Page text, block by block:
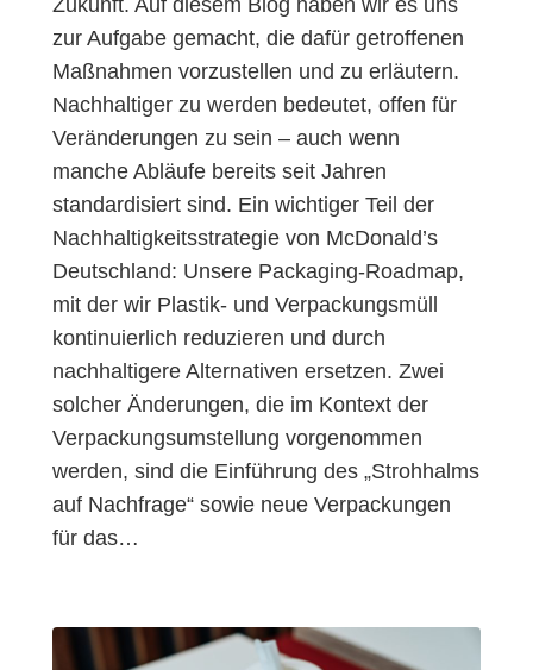
Zukunft. Auf diesem Blog haben wir es uns
zur Aufgabe gemacht, die dafür getroffenen
Maßnahmen vorzustellen und zu erläutern.
Nachhaltiger zu werden bedeutet, offen für
Veränderungen zu sein – auch wenn
manche Abläufe bereits seit Jahren
standardisiert sind. Ein wichtiger Teil der
Nachhaltigkeitsstrategie von McDonald’s
Deutschland: Unsere Packaging-Roadmap,
mit der wir Plastik- und Verpackungsmüll
kontinuierlich reduzieren und durch
nachhaltigere Alternativen ersetzen. Zwei
solcher Änderungen, die im Kontext der
Verpackungsumstellung vorgenommen
werden, sind die Einführung des „Strohhalms
auf Nachfrage“ sowie neue Verpackungen
für das…